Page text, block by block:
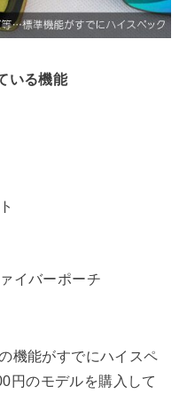
いる機能
イバーポーチ
機能がすでにハイスペ
円のモデルを購入して